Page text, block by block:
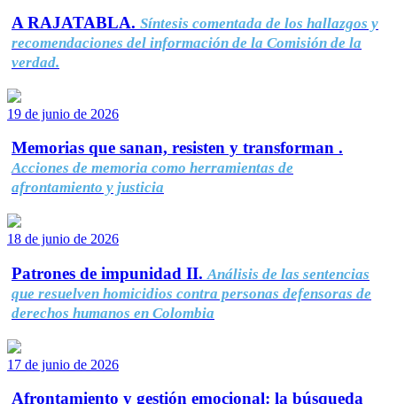
A RAJATABLA. Síntesis comentada de los hallazgos y
recomendaciones del información de la Comisión de la
verdad.
19 de junio de 2026
Memorias que sanan, resisten y transforman .
Acciones de memoria como herramientas de
afrontamiento y justicia
18 de junio de 2026
Patrones de impunidad II. Análisis de las sentencias
que resuelven homicidios contra personas defensoras de
derechos humanos en Colombia
17 de junio de 2026
Afrontamiento y gestión emocional: la búsqueda